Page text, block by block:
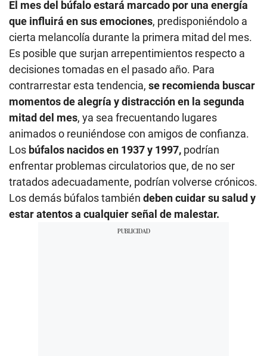
El mes del búfalo estará marcado por una energía
que influirá en sus emociones, predisponiéndolo a
cierta melancolía durante la primera mitad del mes.
Es posible que surjan arrepentimientos respecto a
decisiones tomadas en el pasado año. Para
contrarrestar esta tendencia, se recomienda buscar
momentos de alegría y distracción en la segunda
mitad del mes, ya sea frecuentando lugares
animados o reuniéndose con amigos de confianza.
Los búfalos nacidos en 1937 y 1997, podrían
enfrentar problemas circulatorios que, de no ser
tratados adecuadamente, podrían volverse crónicos.
Los demás búfalos también deben cuidar su salud y
estar atentos a cualquier señal de malestar.